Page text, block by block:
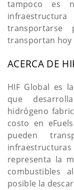
tampoco es
transportan hoy
ACERCA DE
HIF Global es
que
hidrógeno
costo en
pueden
representa la
combustibles
posible la